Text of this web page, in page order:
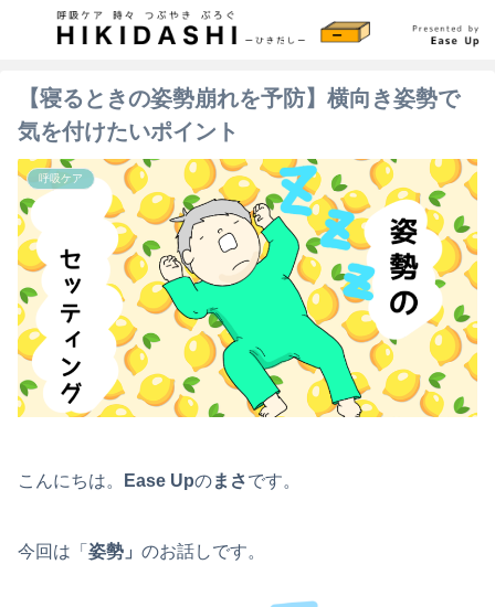
【寝るときの姿勢崩れを予防】横向き姿勢で
気を付けたいポイント
呼吸ケア
こんにちは。 Ease Upのまさです。
今回は「 姿勢」 のお話しです。